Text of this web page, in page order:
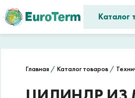
Каталог
Главная / Каталог товаров /